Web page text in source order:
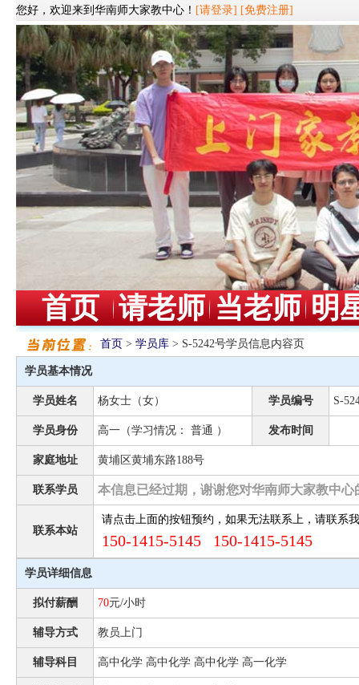
您好，欢迎来到华南师大家教中心！ [请登录] [免费注册]
首页 请老师 当老师 明
首页 > 学员库 > S-5242号学员信息内容页
学员基本情况
学员姓名 杨女士（女） 学员编号 S-
学员身份 高一（学习情况： 普通 ） 发布时间
家庭地址 黄埔区黄埔东路188号
联系学员 本信息已经过期，谢谢您对华南师大家教中心
联系本站
请点击上面的按钮预约，如果无法联系上，请联系
150-1415-5145 150-1415-5145
学员详细信息
拟付薪酬 70元/小时
辅导方式 教员上门
辅导科目 高中化学 高中化学 高中化学 高一化学